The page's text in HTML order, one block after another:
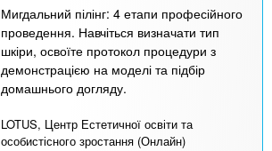
Мигдальний пілінг: 4 етапи професійного
проведення. Навчіться визначати тип
шкіри, освоїте протокол процедури з
демонстрацією на моделі та підбір
домашнього догляду.
LOTUS, Центр Естетичної освіти та
особистісного зростання (Онлайн)